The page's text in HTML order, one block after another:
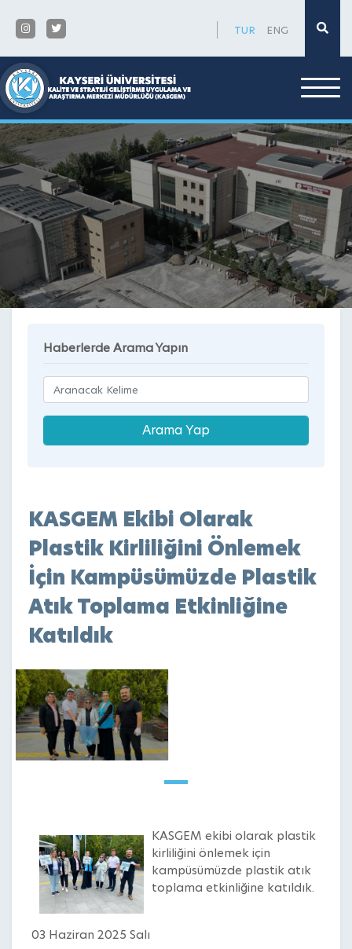
×
TUR ENG
Haberlerde Arama Yapın
KASGEM Ekibi Olarak
Plastik Kirliliğini Önlemek
İçin Kampüsümüzde Plastik
Atık Toplama Etkinliğine
Katıldık
KASGEM ekibi olarak plastik
kirliliğini önlemek için
kampüsümüzde plastik atık
toplama etkinliğine katıldık.
03 Haziran 2025 Salı